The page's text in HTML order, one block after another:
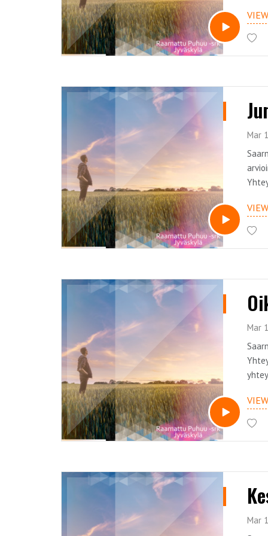
Mar
Mar
Mar